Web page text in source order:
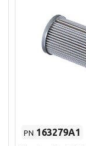
PN 163279A1